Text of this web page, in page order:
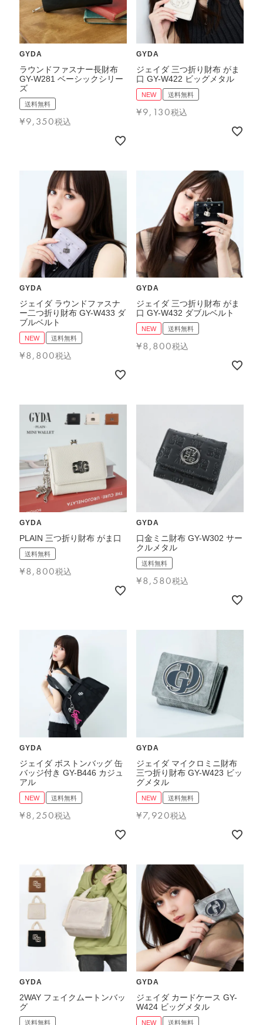
GYDA
ラウンドファスナー長財布
GY-W281 ベーシックシリー
ズ
送料無料
¥9,350税込
GYDA
ジェイダ 三つ折り財布 がま
口 GY-W422 ビッグメタル
NEW 送料無料
¥9,130税込
GYDA
ジェイダ ラウンドファスナ
ー二つ折り財布 GY-W433 ダ
ブルベルト
NEW 送料無料
¥8,800税込
GYDA
ジェイダ 三つ折り財布 がま
口 GY-W432 ダブルベルト
NEW 送料無料
¥8,800税込
GYDA
PLAIN 三つ折り財布 がま口
送料無料
¥8,800税込
GYDA
口金ミニ財布 GY-W302 サー
クルメタル
送料無料
¥8,580税込
GYDA
ジェイダ ボストンバッグ 缶
バッジ付き GY-B446 カジュ
アル
NEW 送料無料
¥8,250税込
GYDA
ジェイダ マイクロミニ財布
三つ折り財布 GY-W423 ビッ
グメタル
NEW 送料無料
¥7,920税込
GYDA
2WAY フェイクムートンバッ
グ
送料無料
GYDA
ジェイダ カードケース GY-
W424 ビッグメタル
NEW 送料無料